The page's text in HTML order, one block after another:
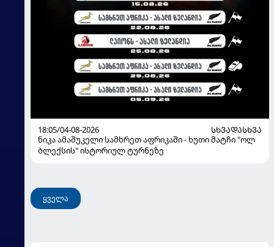
18:05/04-08-2026
ᲡᲮᲕᲐᲓᲐᲡᲮᲕᲐ
ნიკა ამაშუკელი სამხრეთ აფრიკაში - ხუთი მატჩი "ოლ
ბლექსის" ისტორიულ ტურნეზე
ყველა